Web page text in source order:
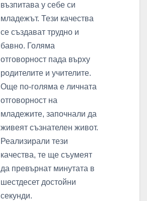
възпитава у себе си
младежът. Тези качества
се създават трудно и
бавно. Голяма
отговорност пада върху
родителите и учителите.
Още по-голяма е личната
отговорност на
младежите, започнали да
живеят съзнателен живот.
Реализирали тези
качества, те ще съумеят
да превърнат минутата в
шестдесет достойни
секунди.